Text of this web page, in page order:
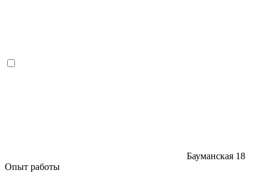
Бауманская 18
Опыт работы